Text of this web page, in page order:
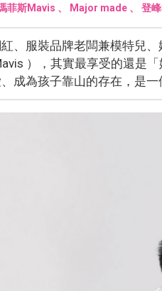
菲斯Mavis 、 Major made、 登
、服裝品牌老闆兼模特兒
），其實最享受的還是
成為孩子靠山的存在，是一